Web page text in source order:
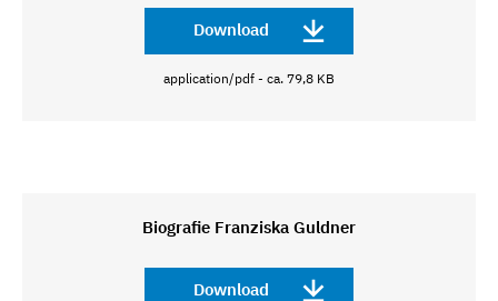
Download
application/pdf - ca. 79,8 KB
Biografie Franziska Guldner
Download